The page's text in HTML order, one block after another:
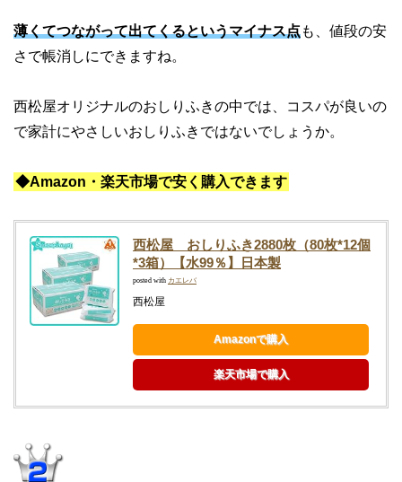
薄くてつながって出てくるというマイナス点も、値段の安
さで帳消しにできますね。
西松屋オリジナルのおしりふきの中では、コスパが良いの
で家計にやさしいおしりふきではないでしょうか。
◆Amazon・楽天市場で安く購入できます
西松屋 おしりふき2880枚（80枚*12個
*3箱）【水99％】日本製
posted with カエレバ
西松屋
Amazonで購入
楽天市場で購入